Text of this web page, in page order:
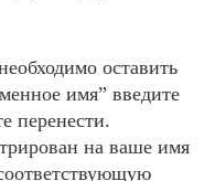
оставить
имя” введите
перенести.
на ваше имя